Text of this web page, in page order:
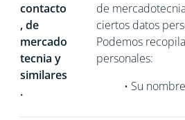
contacto
, de
mercado
tecnia y
similares
.
de
ciertos datos
Podemos
personales:
• Su